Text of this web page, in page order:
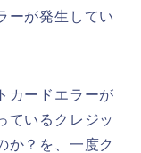
ーが発生してい
カードエラーが
ているクレジッ
か？を、一度ク